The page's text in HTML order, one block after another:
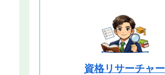
資格リサーチャー